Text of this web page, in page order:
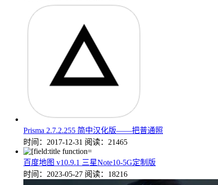
Prisma 2.7.2.255 简中汉化版——把普通照
时间：2017-12-31 阅读：21465
百度地图 v10.9.1 三星Note10-5G定制版
时间：2023-05-27 阅读：18216